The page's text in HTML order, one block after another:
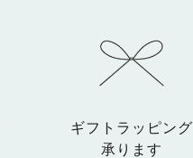
ギフトラッピング
承ります